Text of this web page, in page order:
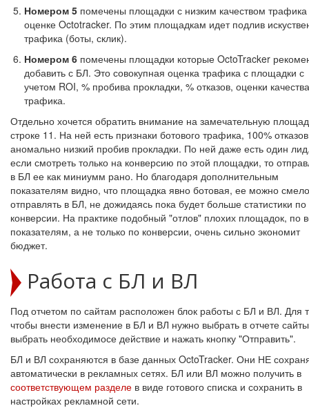
Номером 5 помечены площадки с низким качеством
оценке Octotracker. По этим площадкам идет подлив
трафика (боты, склик).
Номером 6 помечены площадки которые OctoTracker
добавить с БЛ. Это совокупная оценка трафика с площадки с
учетом ROI, % пробива прокладки, % отказов, оценки качества
трафика.
Отдельно хочется обратить внимание на замечательную
строке 11. На ней есть признаки ботового трафика, 100%
аномально низкий пробив прокладки. По ней даже есть один
если смотреть только на конверсию по этой площадки, то
в БЛ ее как миниумм рано. Но благодаря дополнительным
показателям видно, что площадка явно ботовая, ее можно смело
отправлять в БЛ, не дожидаясь пока будет больше статистики по
конверсии. На практике подобный "отлов" плохих площадок, по
показателям, а не только по конверсии, очень сильно экономит
бюджет.
Работа с БЛ и ВЛ
Под отчетом по сайтам расположен блок работы с БЛ и ВЛ. Для
чтобы внести изменение в БЛ и ВЛ нужно выбрать в отчете
выбрать необходимосе действие и нажать кнопку "Отправить".
БЛ и ВЛ сохраняются в базе данных OctoTracker. Они НЕ
автоматически в рекламных сетях. БЛ или ВЛ можно получить в
соответствующем разделе в виде готового списка и сохранить в
настройках рекламной сети.